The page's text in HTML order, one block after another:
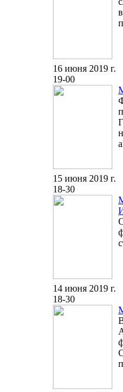
16 июня 2019 г.
19-00
15 июня 2019 г.
18-30
14 июня 2019 г.
18-30